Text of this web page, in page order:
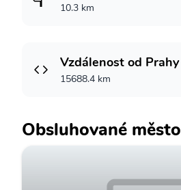
10.3 km
Vzdálenost od Prahy
15688.4 km
Obsluhované město